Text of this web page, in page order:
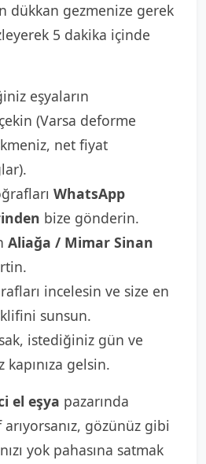
dükkan gezmenize gerek
5 dakika içinde
eşyaların
(Varsa deforme
net fiyat
WhatsApp
bize gönderin.
Aliağa / Mimar Sinan
incelesin ve size en
sunsun.
istediğiniz gün ve
kapınıza gelsin.
el eşya pazarında
gözünüz gibi
yok pahasına satmak